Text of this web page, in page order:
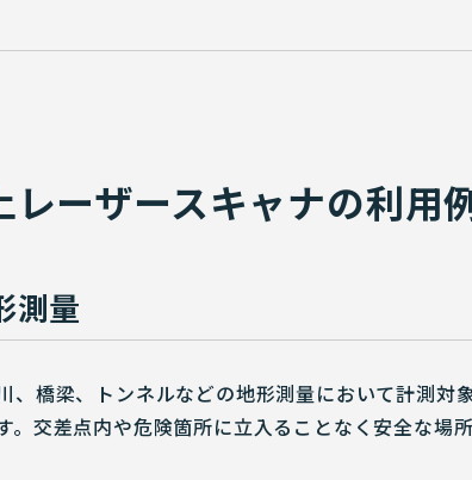
レーザースキャナの利用
測量
、橋梁、トンネルなどの地形測量において計測対
。交差点内や危険箇所に立入ることなく安全な場